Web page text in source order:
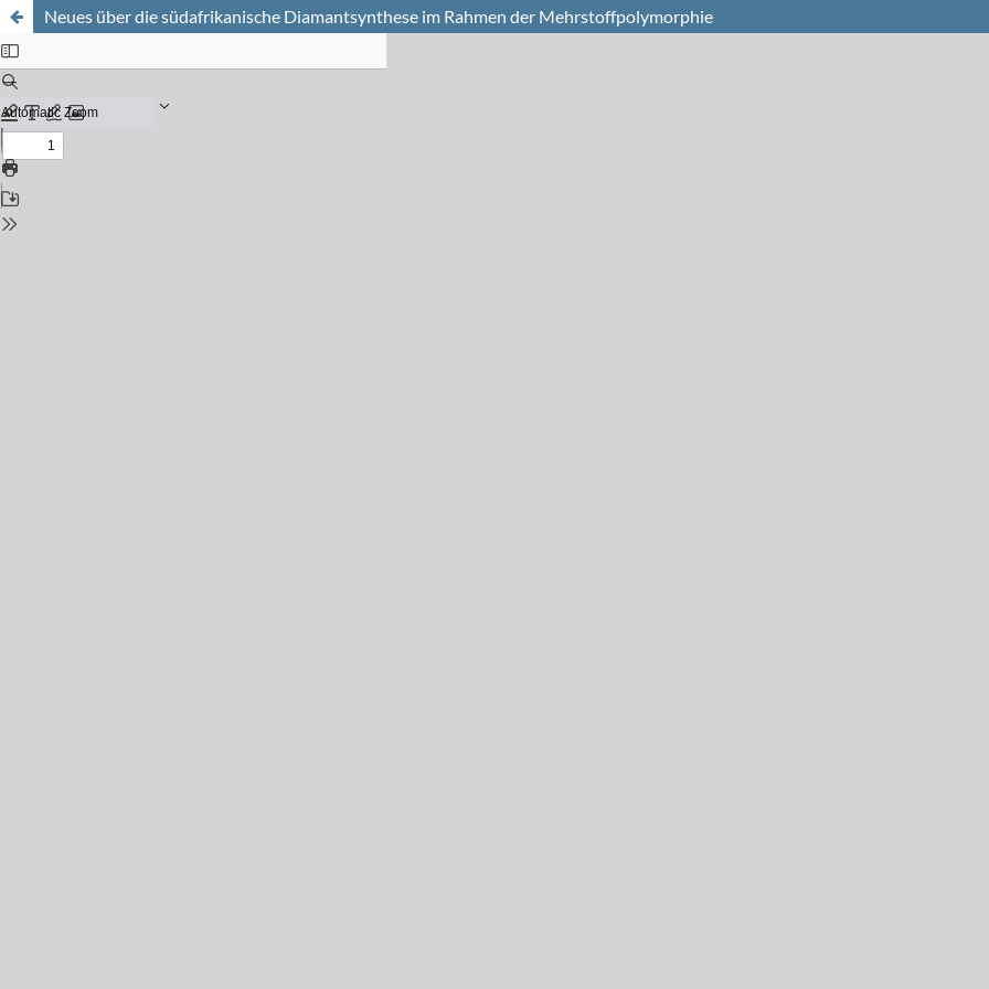
Neues über die südafrikanische Diamantsynthese im Rahmen der Mehrstoffpolymorphie